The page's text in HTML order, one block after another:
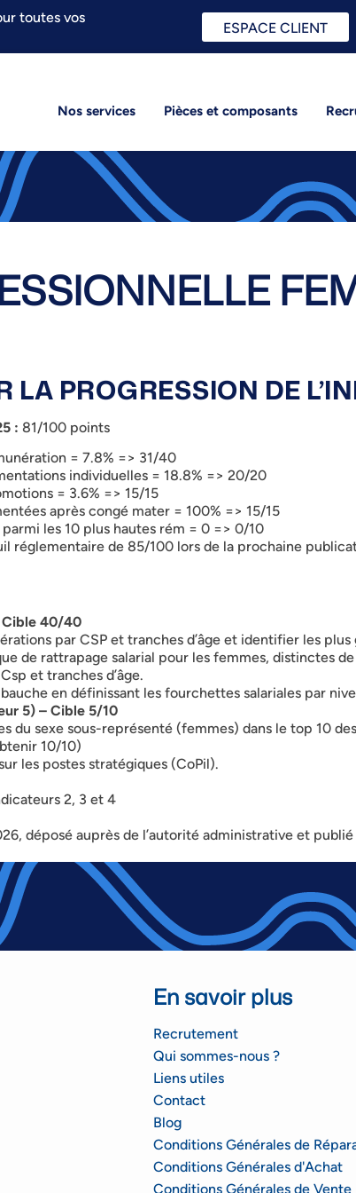
toutes vos
ESPACE CLIENT
Nos services Pièces et composants
LA PROGRESSION DE
: 81/100 points
= 7.8% => 31/40
individuelles = 18.8% => 20/20
= 3.6% => 15/15
après congé mater = 100% => 15/15
les 10 plus hautes rém = 0 => 0/10
réglementaire de 85/100 lors de la prochaine
Cible 40/40
par CSP et tranches d’âge et identifier les
de rattrapage salarial pour les femmes, distinctes
et tranches d’âge.
en définissant les fourchettes salariales par
5) – Cible 5/10
du sexe sous-représenté (femmes) dans le top 10
10/10)
les postes stratégiques (CoPil).
2, 3 et 4
déposé auprès de l’autorité administrative et
En savoir plus
Recrutement
Qui sommes-nous ?
Liens utiles
Contact
Blog
Conditions Générales de
Conditions Générales d'Achat
Conditions Générales de